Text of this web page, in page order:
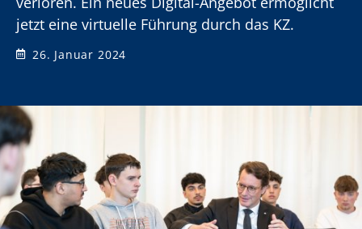
jetzt eine virtuelle Führung durch das KZ.
26. Januar 2024